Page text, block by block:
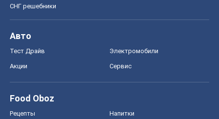
СНГ решебники
Авто
Тест Драйв Электромобили
Акции Сервис
Food Oboz
Рецепты Напитки